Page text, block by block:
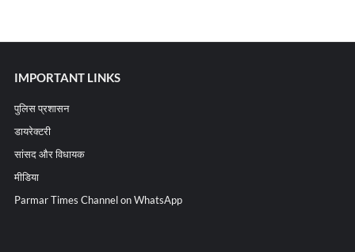
IMPORTANT LINKS
पुलिस प्रशासन
डायरेक्टरी
सांसद और विधायक
मीडिया
Parmar Times Channel on WhatsApp